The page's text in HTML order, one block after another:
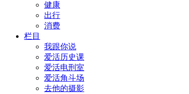
健康
出行
消费
栏目
我跟你说
爱活历史课
爱活电刑室
爱活角斗场
去他的摄影